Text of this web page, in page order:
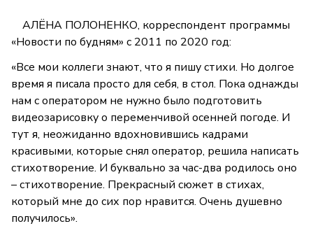
АЛЁНА ПОЛОНЕНКО, корреспондент программы
«Новости по будням» с 2011 по 2020 год:
«Все мои коллеги знают, что я пишу стихи. Но долгое
время я писала просто для себя, в стол. Пока однажды
нам с оператором не нужно было подготовить
видеозарисовку о переменчивой осенней погоде. И
тут я, неожиданно вдохновившись кадрами
красивыми, которые снял оператор, решила написать
стихотворение. И буквально за час-два родилось оно
– стихотворение. Прекрасный сюжет в стихах,
который мне до сих пор нравится. Очень душевно
получилось».